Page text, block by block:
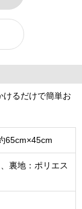
けるだけで簡単お
65cm×45cm
裏地：ポリエス